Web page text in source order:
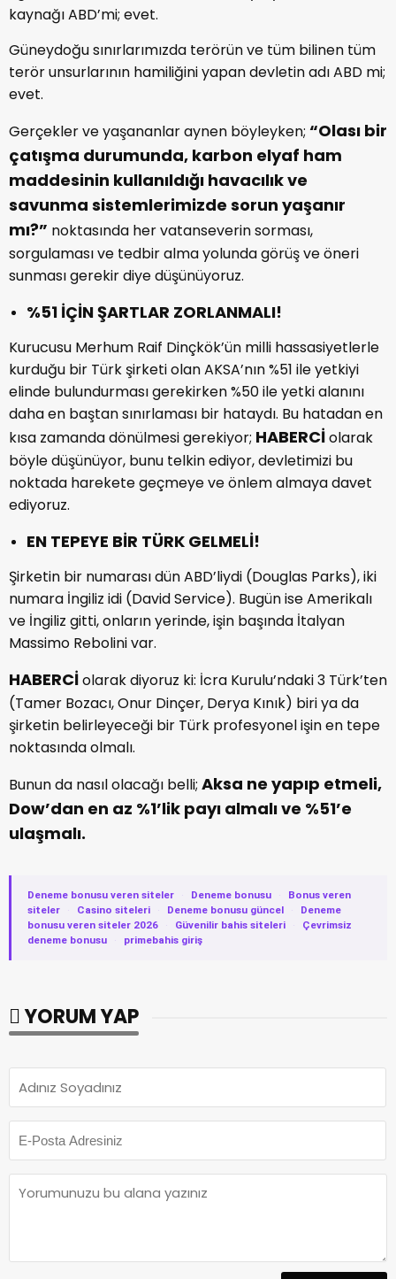
kaynağı ABD’mi; evet.
Güneydoğu sınırlarımızda terörün ve tüm bilinen tüm
terör unsurlarının hamiliğini yapan devletin adı ABD mi;
evet.
Gerçekler ve yaşananlar aynen böyleyken; “Olası bir
çatışma durumunda, karbon elyaf ham
maddesinin kullanıldığı havacılık ve
savunma sistemlerimizde sorun yaşanır
mı?” noktasında her vatanseverin sorması,
sorgulaması ve tedbir alma yolunda görüş ve öneri
sunması gerekir diye düşünüyoruz.
%51 İÇİN ŞARTLAR ZORLANMALI!
Kurucusu Merhum Raif Dinçkök’ün milli hassasiyetlerle
kurduğu bir Türk şirketi olan AKSA’nın %51 ile yetkiyi
elinde bulundurması gerekirken %50 ile yetki alanını
daha en baştan sınırlaması bir hataydı. Bu hatadan en
kısa zamanda dönülmesi gerekiyor; HABERCİolarak
böyle düşünüyor, bunu telkin ediyor, devletimizi bu
noktada harekete geçmeye ve önlem almaya davet
ediyoruz.
EN TEPEYE BİR TÜRK GELMELİ!
Şirketin bir numarası dün ABD’liydi (Douglas Parks), iki
numara İngiliz idi (David Service). Bugün ise Amerikalı
ve İngiliz gitti, onların yerinde, işin başında İtalyan
Massimo Rebolini var.
HABERCİolarak diyoruz ki: İcra Kurulu’ndaki 3 Türk’ten
(Tamer Bozacı, Onur Dinçer, Derya Kınık) biri ya da
şirketin belirleyeceği bir Türk profesyonel işin en tepe
noktasında olmalı.
Bunun da nasıl olacağı belli; Aksa ne yapıp etmeli,
Dow’dan en az %1’lik payı almalı ve %51’e
ulaşmalı.
Deneme bonusu veren siteler · Deneme bonusu ·
Bonus veren
siteler
· Casino siteleri · Deneme bonusu güncel ·
Deneme
bonusu veren siteler 2026
· Güvenilir bahis siteleri ·
Çevrimsiz
deneme bonusu
· primebahis giriş
YORUM YAP